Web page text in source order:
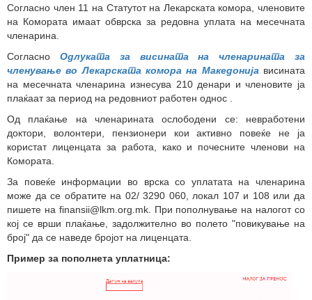
Согласно член 11 на Статутот на Лекарската комора, членовите
на Комората имаат обврска за редовна уплата на месечната
членарина.
Согласно Одлуката за висината на членарината за
членување во Лекарската комора на Македонија висината
на месечната членарина изнесува 210 денари и членовите ја
плаќаат за период на редовниот работен однос .
Од плаќање на членарината ослободени се: невработени
доктори, волонтери, пензионери кои активно повеќе не ја
користат лиценцата за работа, како и почесните членови на
Комората.
За повеќе информации во врска со уплатата на членарина
може да се обратите на 02/ 3290 060, локал 107 и 108 или да
пишете на finansii@lkm.org.mk. При пополнување на налогот со
кој се врши плаќање, задолжително во полето "повикување на
број" да се наведе бројот на лиценцата.
Пример за пополнета уплатница: